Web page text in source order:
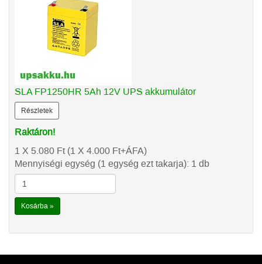
SLA FP1250HR 5Ah 12V UPS akkumulátor
Részletek
Raktáron!
1 X 5.080 Ft(1 X 4.000 Ft+ÁFA)
Mennyiségi egység (1 egység ezt takarja): 1 db
Kosárba »